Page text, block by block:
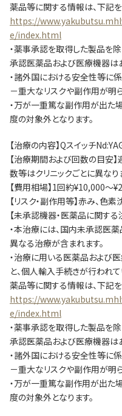
薬品等に関する情報は、下記を
https://
e/index.html
・薬事承認を取得した製品を
承認医薬品および医療機器は
・諸外国における安全性等に
－重大なリスクや副作用が明
・万が一重篤な副作用が出た
度の対象外となります。
【治療の内容】Qスイッチ
【治療期間および回数の目安
数等はクリニックごとに異なり
【費用相場】1回約¥10,000～
【リスク・副作用等】赤み、色
【未承認機器・医薬品に関する
・本治療には、国内未承認医
異なる治療が含まれます。
・治療に用いる医薬品および
と、個人輸入手続きが行われ
薬品等に関する情報は、下記を
https://
e/index.html
・薬事承認を取得した製品を
承認医薬品および医療機器は
・諸外国における安全性等に
－重大なリスクや副作用が明
・万が一重篤な副作用が出た
度の対象外となります。